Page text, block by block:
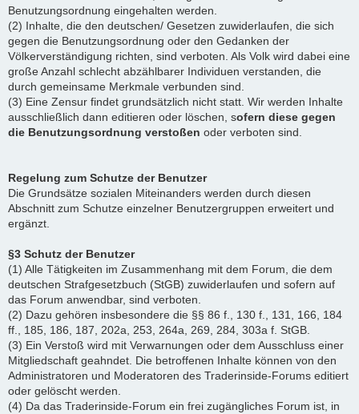
Benutzungsordnung eingehalten werden.
(2) Inhalte, die den deutschen/ Gesetzen zuwiderlaufen, die sich
gegen die Benutzungsordnung oder den Gedanken der
Völkerverständigung richten, sind verboten. Als Volk wird dabei eine
große Anzahl schlecht abzählbarer Individuen verstanden, die
durch gemeinsame Merkmale verbunden sind.
(3) Eine Zensur findet grundsätzlich nicht statt. Wir werden Inhalte
ausschließlich dann editieren oder löschen, sofern diese gegen
die Benutzungsordnung verstoßen oder verboten sind.
Regelung zum Schutze der Benutzer
Die Grundsätze sozialen Miteinanders werden durch diesen
Abschnitt zum Schutze einzelner Benutzergruppen erweitert und
ergänzt.
§3 Schutz der Benutzer
(1) Alle Tätigkeiten im Zusammenhang mit dem Forum, die dem
deutschen Strafgesetzbuch (StGB) zuwiderlaufen und sofern auf
das Forum anwendbar, sind verboten.
(2) Dazu gehören insbesondere die §§ 86 f., 130 f., 131, 166, 184
ff., 185, 186, 187, 202a, 253, 264a, 269, 284, 303a f. StGB.
(3) Ein Verstoß wird mit Verwarnungen oder dem Ausschluss einer
Mitgliedschaft geahndet. Die betroffenen Inhalte können von den
Administratoren und Moderatoren des Traderinside-Forums editiert
oder gelöscht werden.
(4) Da das Traderinside-Forum ein frei zugängliches Forum ist, in